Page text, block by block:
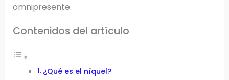
omnipresente.
Contenidos del artículo
¿Qué es el níquel?